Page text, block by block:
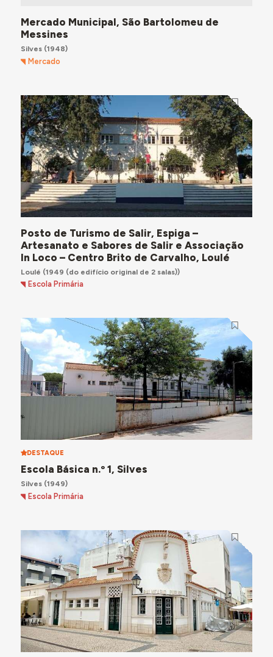
Mercado Municipal, São Bartolomeu de
Messines
Silves(1948)
Mercado
Posto de Turismo de Salir, Espiga –
Artesanato e Sabores de Salir e Associação
In Loco – Centro Brito de Carvalho, Loulé
Loulé (1949 (do edifício original de 2 salas))
Escola Primária
DESTAQUE
Escola Básica n.º 1, Silves
Silves(1949)
Escola Primária